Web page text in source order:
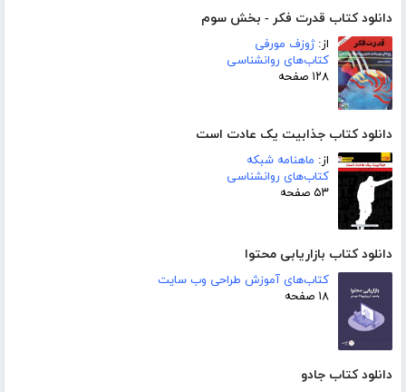
دانلود کتاب قدرت فکر - بخش سوم
از:ژوزف مورفی
کتاب‌های روانشناسی
۱۲۸ صفحه
دانلود کتاب جذابیت یک عادت است
از: ماهنامه شبکه
کتاب‌های روانشناسی
۵۳ صفحه
دانلود کتاب بازاریابی محتوا
کتاب‌های آموزش طراحی وب سایت
۱۸ صفحه
دانلود کتاب جادو